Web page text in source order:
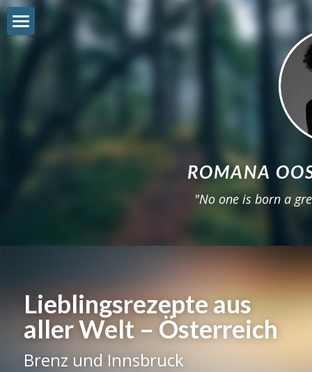
ROMANA
"No one is born a
Sneak-Peek
Instagram
Blog
Lieblingsrezepte aus
aller Welt – Österreich
Brenz und Innsbruck